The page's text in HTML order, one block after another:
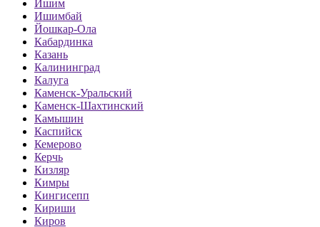
Ишим
Ишимбай
Йошкар-Ола
Кабардинка
Казань
Калининград
Калуга
Каменск-Уральский
Каменск-Шахтинский
Камышин
Каспийск
Кемерово
Керчь
Кизляр
Кимры
Кингисепп
Кириши
Киров